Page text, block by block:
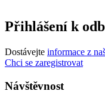
Přihlášení k
Dostávejte informace z
Chci se zaregistrovat
Návštěvnost